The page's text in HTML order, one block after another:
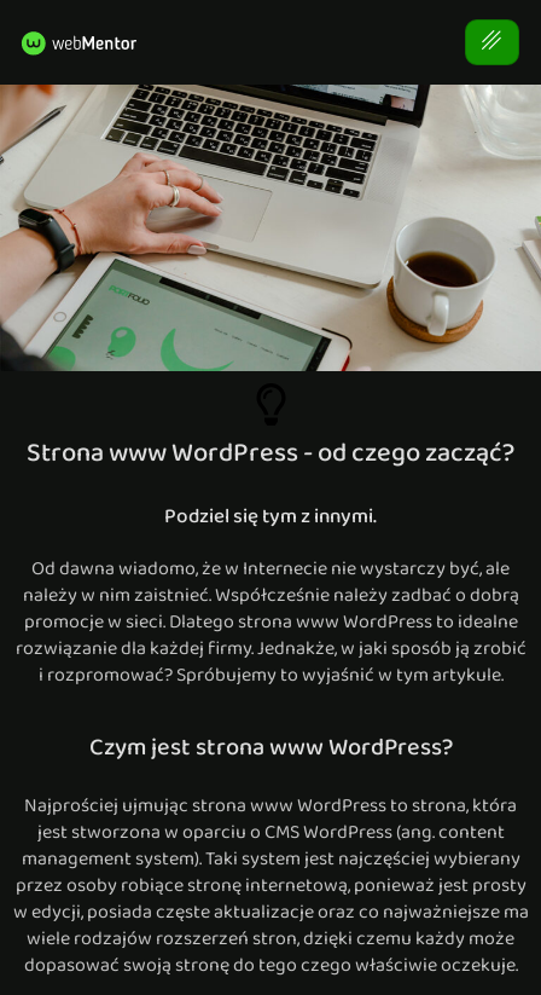
Strona www WordPress - od czego zacząć?
Podziel się tym z innymi.
Od dawna wiadomo, że w Internecie nie wystarczy być, ale
należy w nim zaistnieć. Współcześnie należy zadbać o dobrą
promocje w sieci. Dlatego strona www WordPress to idealne
rozwiązanie dla każdej firmy. Jednakże, w jaki sposób ją zrobić
i rozpromować? Spróbujemy to wyjaśnić w tym artykule.
Czym jest strona www WordPress?
Najprościej ujmując strona www WordPress to strona, która
jest stworzona w oparciu o CMS WordPress (ang. content
management system). Taki system jest najczęściej wybierany
przez osoby robiące stronę internetową, ponieważ jest prosty
w edycji, posiada częste aktualizacje oraz co najważniejsze ma
wiele rodzajów rozszerzeń stron, dzięki czemu każdy może
dopasować swoją stronę do tego czego właściwie oczekuje.